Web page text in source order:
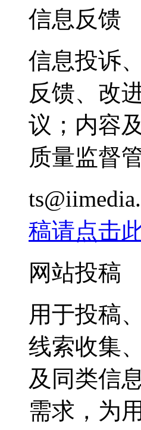
信息反馈
信息投诉
反馈、改
议；内容
质量监督
稿请点击
网站投稿
用于投稿
线索收集
及同类信
需求，为